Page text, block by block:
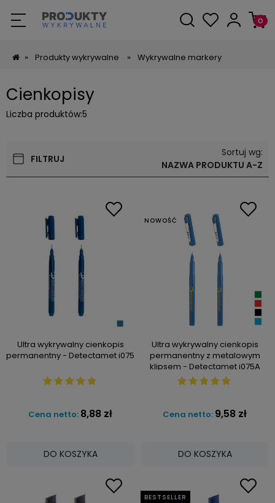
» Produkty wykrywalne » Wykrywalne markery
Cienkopisy
Liczba produktów:5
FILTRUJ
Sortuj wg:
NAZWA PRODUKTU A-Z
Ultra wykrywalny cienkopis
permanentny - Detectamet i075
Cena netto: 8,88 zł
DO KOSZYKA
Ultra wykrywalny cienkopis
permanentny z metalowym
klipsem - Detectamet i075A
Cena netto: 9,58 zł
DO KOSZYKA
NOWOŚĆ
BESTSELLER